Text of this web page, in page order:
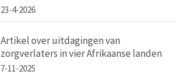
23-4-2026
Artikel over uitdagingen van
zorgverlaters in vier Afrikaanse landen
7-11-2025